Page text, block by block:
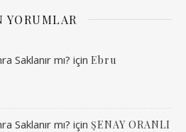
YORUMLAR
Saklanır mı? için Ebru
Saklanır mı? için ŞENAY ORANLI